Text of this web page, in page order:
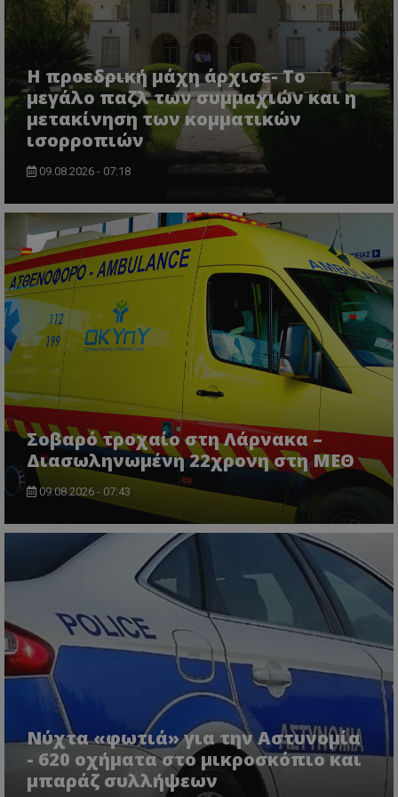
Η προεδρική μάχη άρχισε- Το
μεγάλο παζλ των συμμαχιών και η
μετακίνηση των κομματικών
ισορροπιών
09.08.2026 - 07:18
Σοβαρό τροχαίο στη Λάρνακα –
Διασωληνωμένη 22χρονη στη ΜΕΘ
09.08.2026 - 07:43
Νύχτα «φωτιά» για την Αστυνομία
- 620 οχήματα στο μικροσκόπιο και
μπαράζ συλλήψεων
msToken .tiktok.com
CookieScriptConsent
CookieScript
www.tothemaonline.com